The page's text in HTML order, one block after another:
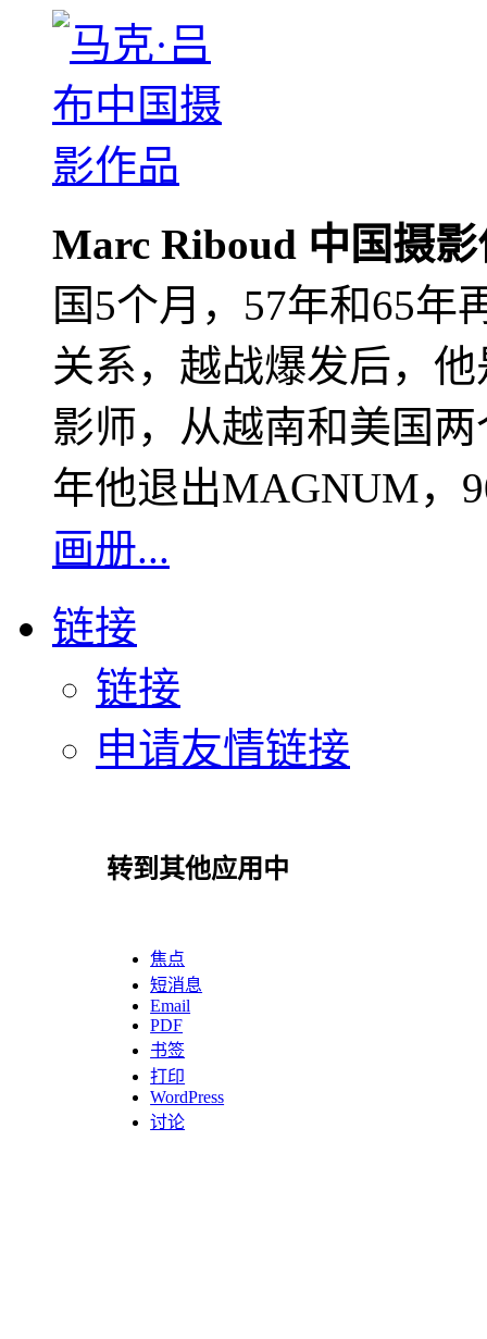
Marc Riboud 中国摄
国5个月，57年和65年
关系，越战爆发后，
影师，从越南和美国
年他退出MAGNUM，
画册...
链接
链接
申请友情链接
转到其他应用中
焦点
短消息
Email
PDF
书签
打印
WordPress
讨论